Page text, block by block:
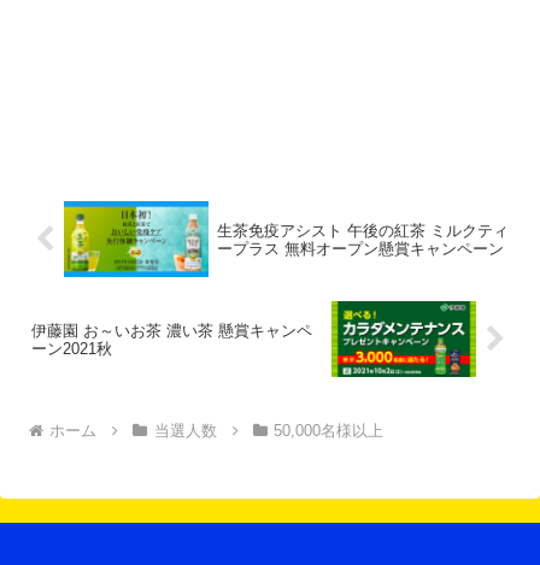
生茶免疫アシスト 午後の紅茶 ミルクティ
ープラス 無料オープン懸賞キャンペーン
伊藤園 お～いお茶 濃い茶 懸賞キャンペ
ーン2021秋
ホーム 当選人数 50,000名様以上